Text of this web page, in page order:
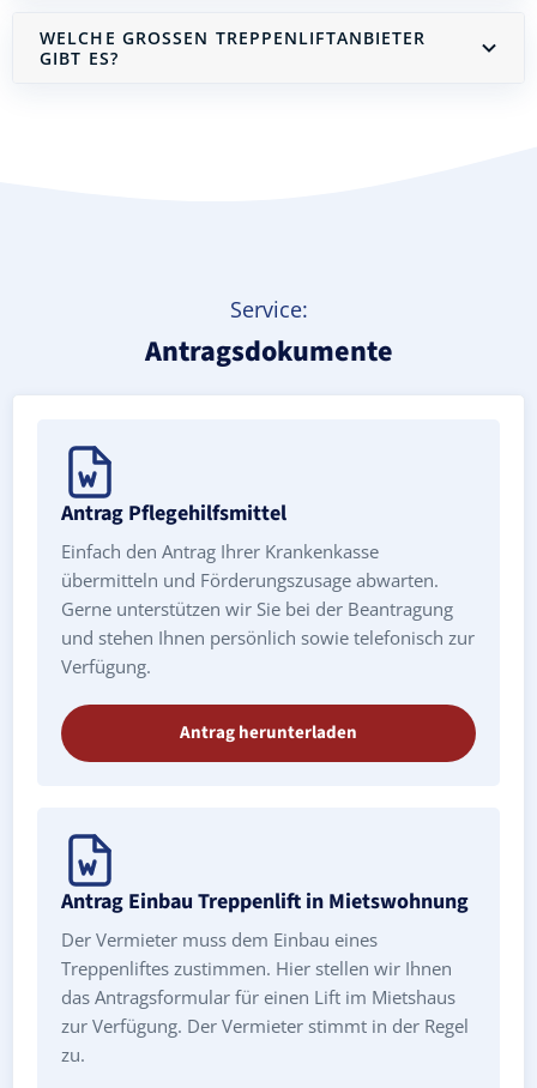
WELCHE GROSSEN TREPPENLIFTANBIETER G
IBT ES?
Service:
Antragsdokumente
Antrag Pflegehilfsmittel
Einfach den Antrag Ihrer Krankenkasse
übermitteln und Förderungszusage abwarten.
Gerne unterstützen wir Sie bei der Beantragung
und stehen Ihnen persönlich sowie telefonisch zur
Verfügung.
Antrag herunterladen
Antrag Einbau Treppenlift in Mietswohnung
Der Vermieter muss dem Einbau eines
Treppenliftes zustimmen. Hier stellen wir Ihnen
das Antragsformular für einen Lift im Mietshaus
zur Verfügung. Der Vermieter stimmt in der Regel
zu.